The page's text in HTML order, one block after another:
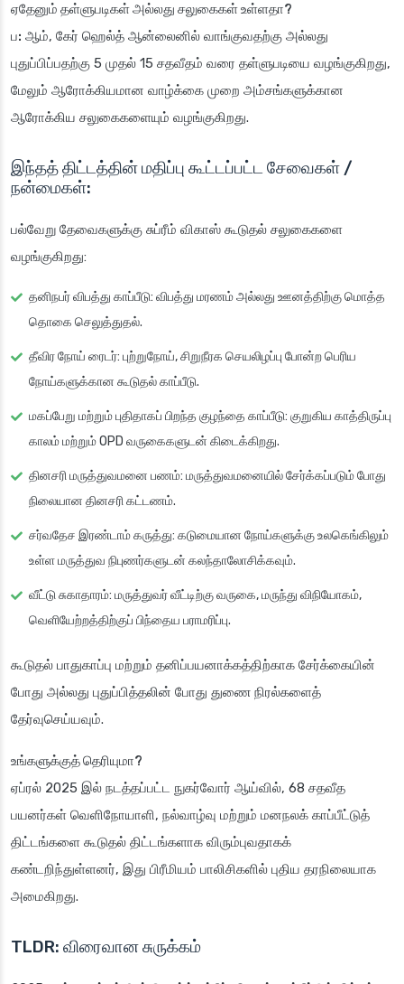
ஏதேனும் தள்ளுபடிகள் அல்லது சலுகைகள் உள்ளதா?
ப: ஆம், கேர் ஹெல்த் ஆன்லைனில் வாங்குவதற்கு அல்லது
புதுப்பிப்பதற்கு 5 முதல் 15 சதவீதம் வரை தள்ளுபடியை வழங்குகிறது,
மேலும் ஆரோக்கியமான வாழ்க்கை முறை அம்சங்களுக்கான
ஆரோக்கிய சலுகைகளையும் வழங்குகிறது.
இந்தத் திட்டத்தின் மதிப்பு கூட்டப்பட்ட சேவைகள் /
நன்மைகள்:
பல்வேறு தேவைகளுக்கு சுப்ரீம் விகாஸ் கூடுதல் சலுகைகளை
வழங்குகிறது:
தனிநபர் விபத்து காப்பீடு: விபத்து மரணம் அல்லது ஊனத்திற்கு மொத்த
தொகை செலுத்துதல்.
தீவிர நோய் ரைடர்: புற்றுநோய், சிறுநீரக செயலிழப்பு போன்ற பெரிய
நோய்களுக்கான கூடுதல் காப்பீடு.
மகப்பேறு மற்றும் புதிதாகப் பிறந்த குழந்தை காப்பீடு: குறுகிய காத்திருப்பு
காலம் மற்றும் OPD வருகைகளுடன் கிடைக்கிறது.
தினசரி மருத்துவமனை பணம்: மருத்துவமனையில் சேர்க்கப்படும் போது
நிலையான தினசரி கட்டணம்.
சர்வதேச இரண்டாம் கருத்து: கடுமையான நோய்களுக்கு உலகெங்கிலும்
உள்ள மருத்துவ நிபுணர்களுடன் கலந்தாலோசிக்கவும்.
வீட்டு சுகாதாரம்: மருத்துவர் வீட்டிற்கு வருகை, மருந்து விநியோகம்,
வெளியேற்றத்திற்குப் பிந்தைய பராமரிப்பு.
கூடுதல் பாதுகாப்பு மற்றும் தனிப்பயனாக்கத்திற்காக சேர்க்கையின்
போது அல்லது புதுப்பித்தலின் போது துணை நிரல்களைத்
தேர்வுசெய்யவும்.
உங்களுக்குத் தெரியுமா?
ஏப்ரல் 2025 இல் நடத்தப்பட்ட நுகர்வோர் ஆய்வில், 68 சதவீத
பயனர்கள் வெளிநோயாளி, நல்வாழ்வு மற்றும் மனநலக் காப்பீட்டுத்
திட்டங்களை கூடுதல் திட்டங்களாக விரும்புவதாகக்
கண்டறிந்துள்ளனர், இது பிரீமியம் பாலிசிகளில் புதிய தரநிலையாக
அமைகிறது.
TLDR: விரைவான சுருக்கம்